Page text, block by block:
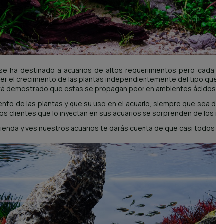
ha destinado a acuarios de altos requerimientos pero
el crecimiento de las plantas independientemente del tipo
demostrado que estas se propagan peor en ambientes ácidos.
de las plantas y que su uso en el acuario, siempre que sea
clientes que lo inyectan en sus acuarios se sorprenden de
y ves nuestros acuarios te darás cuenta de que casi